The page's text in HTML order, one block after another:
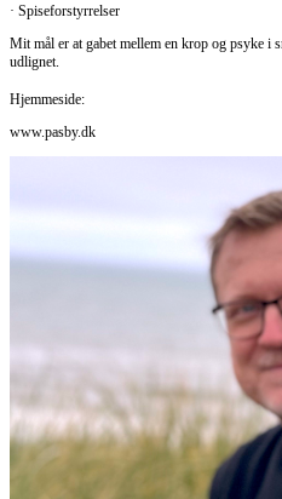
· Spiseforstyrrelser
Mit mål er at gabet mellem en krop og psyke i
udlignet.
Hjemmeside:
www.pasby.dk